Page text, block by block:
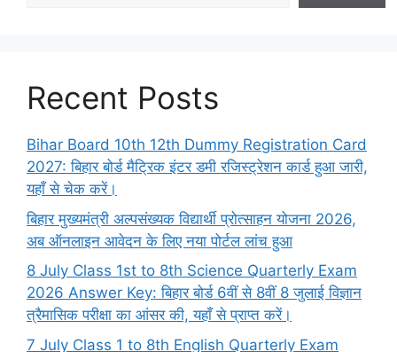
Recent Posts
Bihar Board 10th 12th Dummy Registration Card
2027: बिहार बोर्ड मैट्रिक इंटर डमी रजिस्ट्रेशन कार्ड हुआ जारी,
यहाँ से चेक करें।
बिहार मुख्यमंत्री अल्पसंख्यक विद्यार्थी प्रोत्साहन योजना 2026,
अब ऑनलाइन आवेदन के लिए नया पोर्टल लांच हुआ
8 July Class 1st to 8th Science Quarterly Exam
2026 Answer Key: बिहार बोर्ड 6वीं से 8वीं 8 जुलाई विज्ञान
त्रैमासिक परीक्षा का आंसर की, यहाँ से प्राप्त करें।
7 July Class 1 to 8th English Quarterly Exam